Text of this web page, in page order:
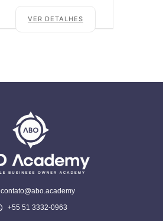
VER DETALHES
contato@abo.academy
+55 51 3332-0963